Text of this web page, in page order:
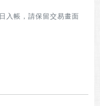
入帳，請保留交易畫面